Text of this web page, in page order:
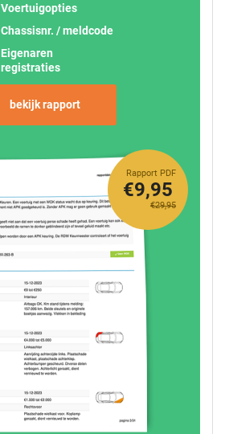
Voertuigopties
Chassisnr. / meldcode
Eigenaren
registraties
bekijk rapport
Rapport PDF
€29,95
€9,95